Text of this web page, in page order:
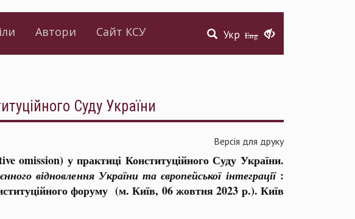
Укр Eng
Автори Сайт КСУ
Суду України
Версія для друку
omission) у практиці Конституційного Суду України.
відновлення України та європейської інтеграції:
форуму (м. Київ, 06 жовтня 2023 р.). Київ